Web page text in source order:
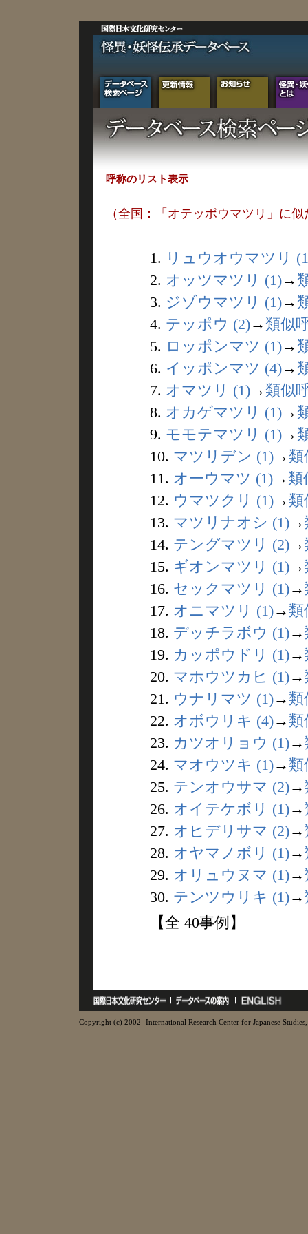
呼称のリスト表示
（全国：「オテッポウマツリ」に
1. リュウオウマツリ
2. オッツマツリ (1)→
3. ジゾウマツリ (1)→
4. テッポウ (2)→ 類似
5. ロッポンマツ (1)→
6. イッポンマツ (4)→
7. オマツリ (1)→ 類似
8. オカゲマツリ (1)→
9. モモテマツリ (1)→
10. マツリデン (1)→ 類
11. オーウマツ (1)→ 類
12. ウマツクリ (1)→ 類
13. マツリナオシ (1)→
14. テングマツリ (2)→
15. ギオンマツリ (1)→
16. セックマツリ (1)→
17. オニマツリ (1)→ 類
18. デッチラボウ (1)→
19. カッポウドリ (1)→
20. マホウツカヒ (1)→
21. ウナリマツ (1)→ 類
22. オボウリキ (4)→ 類
23. カツオリョウ (1)→
24. マオウツキ (1)→ 類
25. テンオウサマ (2)→
26. オイテケボリ (1)→
27. オヒデリサマ (2)→
28. オヤマノボリ (1)→
29. オリュウヌマ (1)→
30. テンツウリキ (1)→
【全 40事例】
Copyright (c) 2002- International Research Center for Japanese